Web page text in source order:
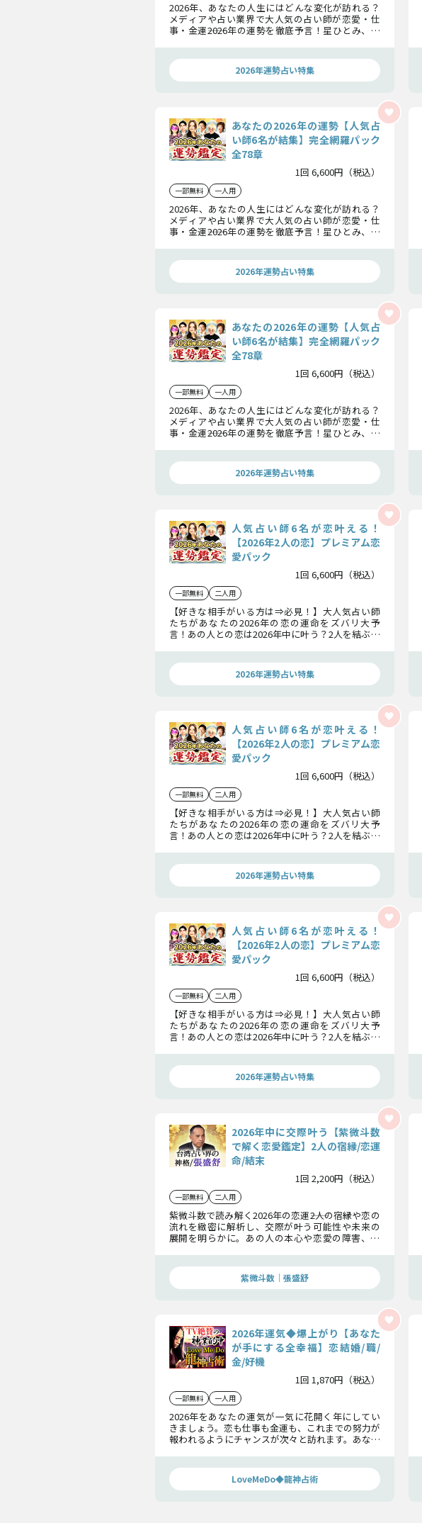
2026年、あなたの人生にはどんな変化が訪れる？
メディアや占い業界で大人気の占い師が恋愛・仕
事・金運――2026年の運勢を徹底予言！星ひとみ、彌
命”を明らかにします。2026年運勢占い特集
あなたの2026年の運勢【人気占
い師6名が結集】完全網羅パック
全78章
1回 6,600円（税込）
一部無料 一人用
2026年、あなたの人生にはどんな変化が訪れる？
メディアや占い業界で大人気の占い師が恋愛・仕
事・金運――2026年の運勢を徹底予言！星ひとみ、彌
命”を明らかにします。2026年運勢占い特集
あなたの2026年の運勢【人気占
い師6名が結集】完全網羅パック
全78章
1回 6,600円（税込）
一部無料 一人用
2026年、あなたの人生にはどんな変化が訪れる？
メディアや占い業界で大人気の占い師が恋愛・仕
事・金運――2026年の運勢を徹底予言！星ひとみ、彌
命”を明らかにします。2026年運勢占い特集
人気占い師6名が恋叶える！
【2026年2人の恋】プレミアム恋
愛パック
1回 6,600円（税込）
一部無料 二人用
【好きな相手がいる方は⇒必見！】大人気占い師
たちがあなたの2026年の恋の運命をズバリ大予
言！あの人との恋は2026年中に叶う？2人を結ぶ宿
2026年運勢占い特集
人気占い師6名が恋叶える！
【2026年2人の恋】プレミアム恋
愛パック
1回 6,600円（税込）
一部無料 二人用
【好きな相手がいる方は⇒必見！】大人気占い師
たちがあなたの2026年の恋の運命をズバリ大予
言！あの人との恋は2026年中に叶う？2人を結ぶ宿
2026年運勢占い特集
人気占い師6名が恋叶える！
【2026年2人の恋】プレミアム恋
愛パック
1回 6,600円（税込）
一部無料 二人用
【好きな相手がいる方は⇒必見！】大人気占い師
たちがあなたの2026年の恋の運命をズバリ大予
言！あの人との恋は2026年中に叶う？2人を結ぶ宿
2026年運勢占い特集
2026年中に交際叶う【紫微斗数
で解く恋愛鑑定】2人の宿縁/恋運
命/結末
1回 2,200円（税込）
一部無料 二人用
紫微斗数で読み解く2026年の恋運――2人の宿縁や恋の
流れを緻密に解析し、交際が叶う可能性や未来の
展開を明らかに。あの人の本心や恋愛の障害、運
話しします。
紫微斗数｜張盛舒
2026年運気◆爆上がり【あなた
が手にする全幸福】恋結婚/職/
金/好機
1回 1,870円（税込）
一部無料 一人用
2026年をあなたの運気が一気に花開く年にしてい
きましょう。恋も仕事も金運も、これまでの努力が
報われるようにチャンスが次々と訪れます。あなた
LoveMeDo◆龍神占術